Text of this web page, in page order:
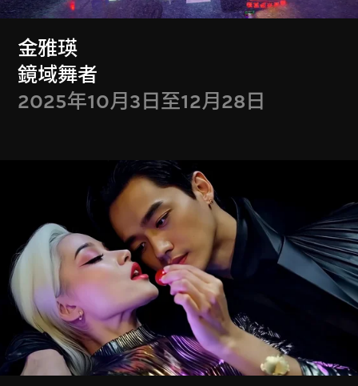
金雅瑛
鏡域舞者
2025年10月3日至12月28日
M+會籍禮遇於2026年7月更新
門票
Get Tickets
M+藏品
Collection Online